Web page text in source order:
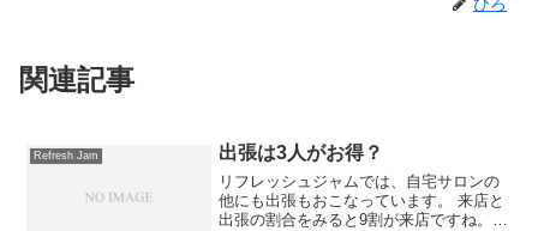
関連記事
Refresh Jam 出張は3人がお得？
リフレッシュジャムでは、自宅サロンの
他にも出張もおこなっています。 来店と
出張の割合をみると9割が来店ですね。